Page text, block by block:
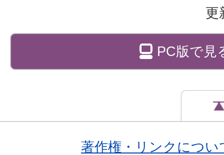
更
PC版で見
著作権・リンクについ